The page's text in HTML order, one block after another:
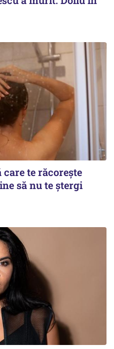
te răcorește
să nu te ștergi